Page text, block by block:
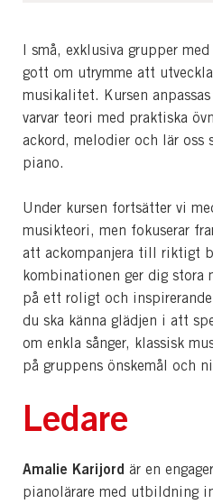
I små, exklusiva grupper
gott om utrymme att
musikalitet. Kursen
varvar teori med praktiska
ackord, melodier och lär oss
piano.
Under kursen fortsätter vi
musikteori, men fokuserar
att ackompanjera till riktigt
kombinationen ger dig stora
på ett roligt och
du ska känna glädjen i att
om enkla sånger, klassisk
på gruppens önskemål och
Ledare
Amalie Karijord är en
pianolärare med utbildning